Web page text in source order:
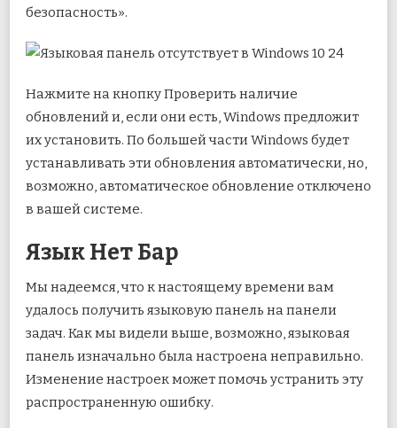
безопасность».
Нажмите на кнопку Проверить наличие
обновлений и, если они есть, Windows предложит
их установить. По большей части Windows будет
устанавливать эти обновления автоматически, но,
возможно, автоматическое обновление отключено
в вашей системе.
Язык Нет Бар
Мы надеемся, что к настоящему времени вам
удалось получить языковую панель на панели
задач. Как мы видели выше, возможно, языковая
панель изначально была настроена неправильно.
Изменение настроек может помочь устранить эту
распространенную ошибку.